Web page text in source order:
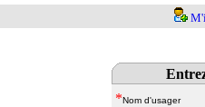
*Nom d'usager